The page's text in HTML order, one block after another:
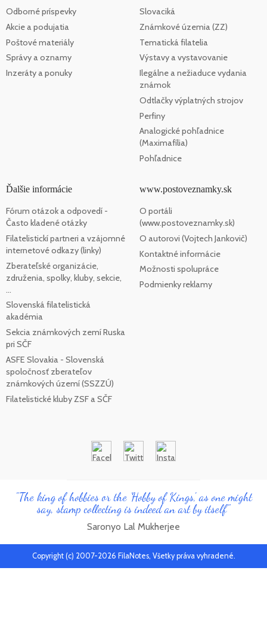
Odborné príspevky
Akcie a podujatia
Poštové materiály
Správy a oznamy
Inzeráty a ponuky
Slovaciká
Známkové územia (ZZ)
Tematická filatelia
Výstavy a vystavovanie
Ilegálne a nežiaduce vydania
známok
Odtlačky výplatných strojov
Perfiny
Analogické pohľadnice
(Maximafília)
Pohľadnice
Ďalšie informácie
Fórum otázok a odpovedí -
Často kladené otázky
Filatelistickí partneri a vzájomné
internetové odkazy (linky)
Zberateľské organizácie,
združenia, spolky, kluby, sekcie,
...
Slovenská filatelistická
akadémia
Sekcia známkových zemí Ruska
pri SČF
ASFE Slovakia - Slovenská
spoločnosť zberateľov
známkových území (SSZZÚ)
Filatelistické kluby ZSF a SČF
www.postoveznamky.sk
O portáli
(www.postoveznamky.sk)
O autorovi (Vojtech Jankovič)
Kontaktné informácie
Možnosti spolupráce
Podmienky reklamy
"The king of hobbies or the 'Hobby of Kings', as one might
say, stamp collecting is indeed an art by itself"
Saronyo Lal Mukherjee
Copyright (c) 2007-2026 FilaNotes, Všetky práva vyhradené.